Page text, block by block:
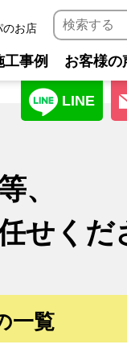
のお店
工事例 お客様の
LINE
、
せくだ
一覧